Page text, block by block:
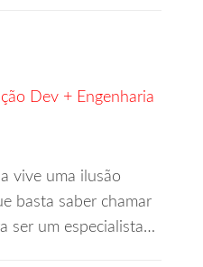
Dev + Engenharia
vive uma ilusão
basta saber chamar
ser um especialista…